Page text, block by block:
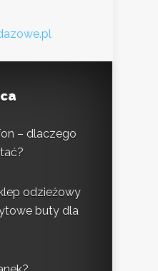
– dlaczego
odzieżowy
buty dla